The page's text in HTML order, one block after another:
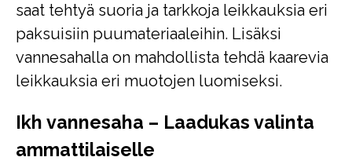
saat tehtyä suoria ja tarkkoja leikkauksia eri
paksuisiin puumateriaaleihin. Lisäksi
vannesahalla on mahdollista tehdä kaarevia
leikkauksia eri muotojen luomiseksi.
Ikh vannesaha – Laadukas valinta
ammattilaiselle